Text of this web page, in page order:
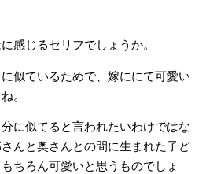
感じるセリフでしょうか。
似ているためで、嫁ににて可愛い
。
に似てると言われたいわけではな
んと奥さんとの間に生まれた子ど
ちろん可愛いと思うものでしょ